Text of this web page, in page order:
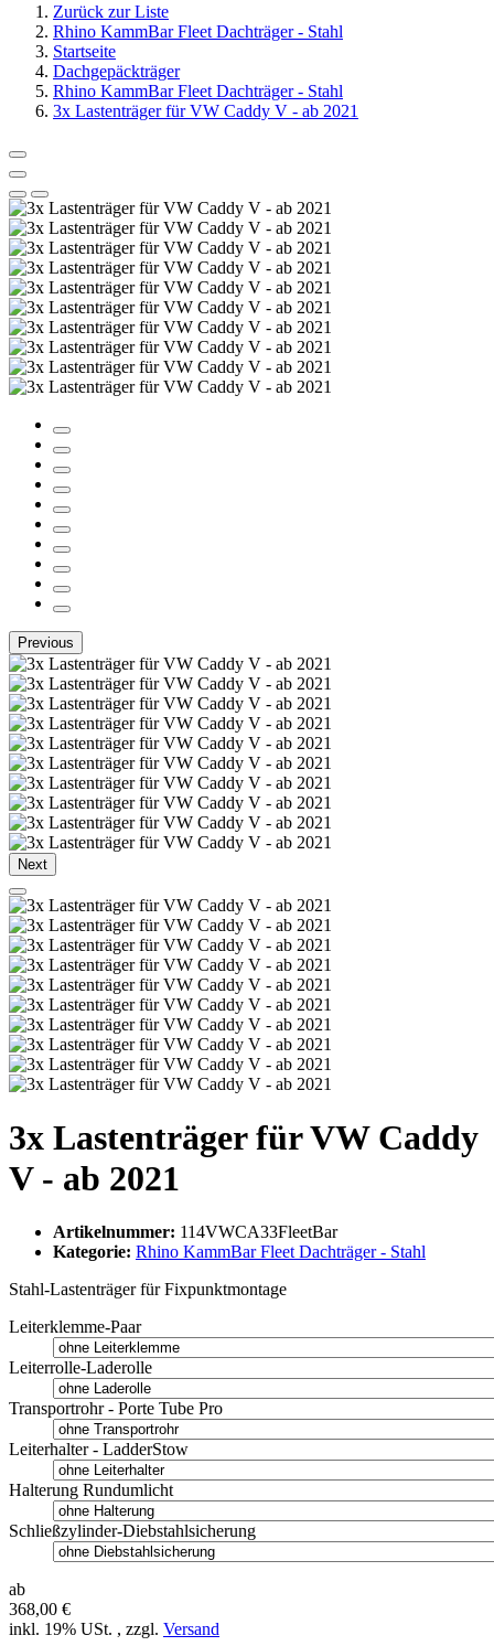
Zurück zur Liste
Rhino KammBar Fleet Dachträger - Stahl
Startseite
Dachgepäckträger
Rhino KammBar Fleet Dachträger - Stahl
3x Lastenträger für VW Caddy V - ab 2021
Previous
Next
3x Lastenträger für VW Caddy
V - ab 2021
Artikelnummer: 114VWCA33FleetBar
Kategorie: Rhino KammBar Fleet Dachträger - Stahl
Stahl-Lastenträger für Fixpunktmontage
Leiterklemme-Paar
Leiterrolle-Laderolle
Transportrohr - Porte Tube Pro
Leiterhalter - LadderStow
Halterung Rundumlicht
Schließzylinder-Diebstahlsicherung
ab
368,00 €
inkl. 19% USt. , zzgl. Versand